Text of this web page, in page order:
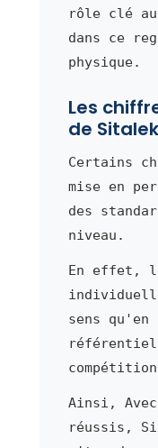
rôle clé
dans ce
physique.
Les
de
Certains
mise en
des
niveau.
En effet,
sens qu'en
Ainsi, Avec
réussis,